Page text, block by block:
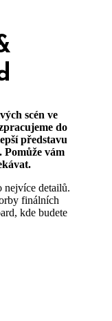
scén ve
do
představu
Pomůže vám
nejvíce detailů.
finálních
kde budete